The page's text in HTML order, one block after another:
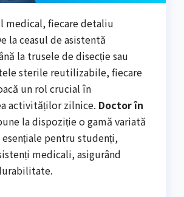
medical, fiecare detaliu
la ceasul de asistentă
la trusele de disecție sau
sterile reutilizabile, fiecare
un rol crucial în
activităților zilnice. Doctor în
la dispoziție o gamă variată
pentru studenți,
medicali, asigurând